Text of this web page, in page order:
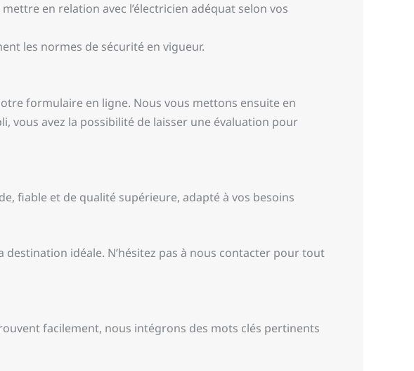
en relation avec l’électricien adéquat selon vos
les normes de sécurité en vigueur.
formulaire en ligne. Nous vous mettons ensuite en
vous avez la possibilité de laisser une évaluation pour
fiable et de qualité supérieure, adapté à vos besoins
destination idéale. N’hésitez pas à nous contacter pour tout
facilement, nous intégrons des mots clés pertinents